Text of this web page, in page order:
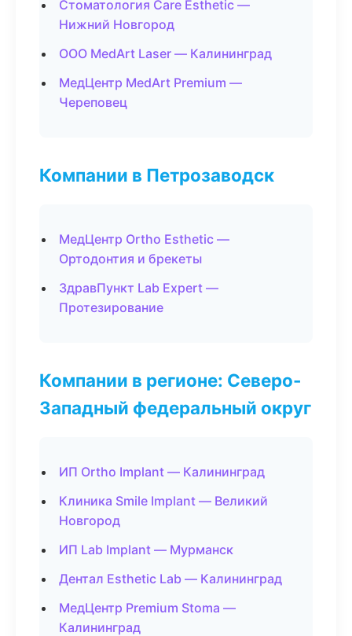
Стоматология Care Esthetic —
Нижний Новгород
ООО MedArt Laser — Калининград
МедЦентр MedArt Premium —
Череповец
Компании в Петрозаводск
МедЦентр Ortho Esthetic —
Ортодонтия и брекеты
ЗдравПункт Lab Expert —
Протезирование
Компании в регионе: Северо-
Западный федеральный округ
ИП Ortho Implant — Калининград
Клиника Smile Implant — Великий
Новгород
ИП Lab Implant — Мурманск
Дентал Esthetic Lab — Калининград
МедЦентр Premium Stoma —
Калининград